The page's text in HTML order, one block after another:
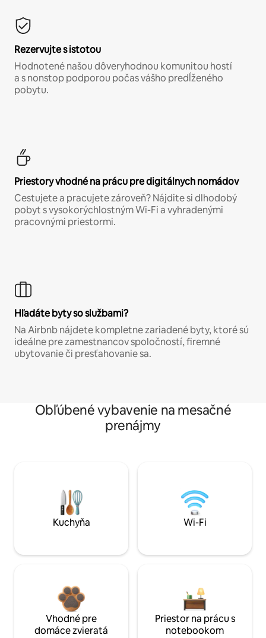
Rezervujte s istotou
Hodnotené našou dôveryhodnou komunitou hostí
a s nonstop podporou počas vášho predĺženého
pobytu.
Priestory vhodné na prácu pre digitálnych nomádov
Cestujete a pracujete zároveň? Nájdite si dlhodobý
pobyt s vysokorýchlostným Wi-Fi a vyhradenými
pracovnými priestormi.
Hľadáte byty so službami?
Na Airbnb nájdete kompletne zariadené byty, ktoré sú
ideálne pre zamestnancov spoločností, firemné
ubytovanie či presťahovanie sa.
Obľúbené vybavenie na mesačné
prenájmy
Kuchyňa Wi-Fi
Vhodné pre
domáce zvieratá
Priestor na prácu s
notebookom